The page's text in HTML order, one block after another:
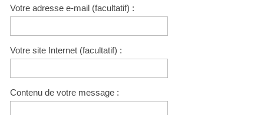
Votre adresse e-mail (facultatif) :
Votre site Internet (facultatif) :
Contenu de votre message :